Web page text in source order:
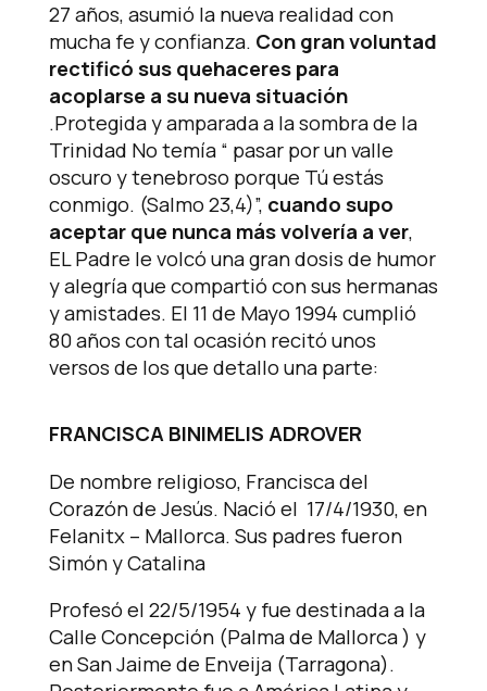
27 años, asumió la nueva realidad con
mucha fe y confianza. Con gran voluntad
rectificó sus quehaceres para
acoplarse a su nueva situación
.Protegida y amparada a la sombra de la
Trinidad No temía “ pasar por un valle
oscuro y tenebroso porque Tú estás
conmigo. (Salmo 23,4)”, cuando supo
aceptar que nunca más volvería a ver,
EL Padre le volcó una gran dosis de humor
y alegría que compartió con sus hermanas
y amistades. El 11 de Mayo 1994 cumplió
80 años con tal ocasión recitó unos
versos de los que detallo una parte:
FRANCISCA BINIMELIS ADROVER
De nombre religioso, Francisca del
Corazón de Jesús. Nació el 17/4/1930, en
Felanitx – Mallorca. Sus padres fueron
Simón y Catalina
Profesó el 22/5/1954 y fue destinada a la
Calle Concepción (Palma de Mallorca ) y
en San Jaime de Enveija (Tarragona).